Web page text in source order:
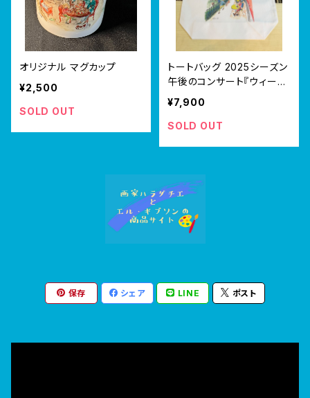
オリジナル マグカップ
¥2,500
SOLD OUT
トートバッグ 2025シーズン
午後のコンサート『ウィーン
市立公園』
¥7,900
SOLD OUT
保存 シェア LINE ポスト